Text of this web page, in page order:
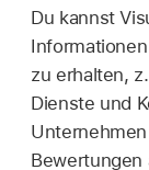
Du kannst
zu erhalten,
Dienste und
Bewertungen